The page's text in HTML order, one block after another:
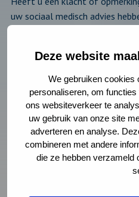
Deze website
We gebruiken cookies
personaliseren, om
ons websiteverkeer te
uw gebruik van onze site
adverteren en analyse.
combineren met andere
die ze hebben verzameld
uw sociaal medisch advies
behandeling en informeert u
klachtenprocedure van GGD
www.ggdhaaglanden.nl/
Deel deze pagina